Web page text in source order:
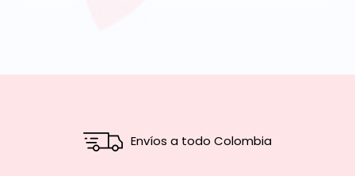
Envíos a todo Colombia